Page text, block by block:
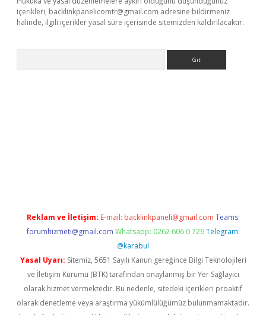
içerikleri, backlinkpanelicomtr@gmail.com adresine bildirmeniz
halinde, ilgili içerikler yasal süre içerisinde sitemizden kaldırılacaktır.
Reklam ve İletişim: E-mail: backlinkpaneli@gmail.com Teams:
forumhizmeti@gmail.com Whatsapp: 0262 606 0 726 Telegram:
@karabul
Yasal Uyarı: Sitemiz, 5651 Sayılı Kanun gereğince Bilgi Teknolojileri
ve İletişim Kurumu (BTK) tarafından onaylanmış bir Yer Sağlayıcı
olarak hizmet vermektedir. Bu nedenle, sitedeki içerikleri proaktif
olarak denetleme veya araştırma yükümlülüğümüz bulunmamaktadır.